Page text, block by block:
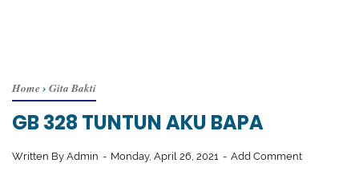
Home› Gita Bakti
GB 328 TUNTUN AKU BAPA
Written By Admin Monday, April 26, 2021 Add Comment